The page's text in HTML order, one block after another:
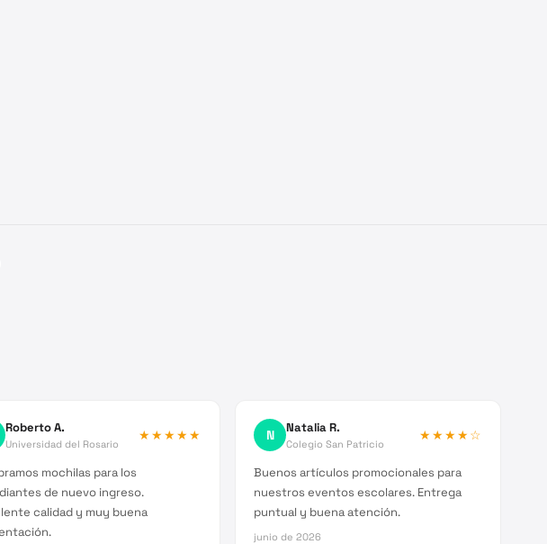
Roberto A.
Universidad del Rosario
★★★★★
mochilas para los
de nuevo ingreso.
calidad y muy buena
N Natalia R.
Colegio San Patricio
★★★★☆
Buenos artículos promocionales para
nuestros eventos escolares. Entrega
puntual y buena atención.
junio de 2026